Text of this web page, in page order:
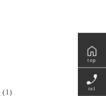
top
tel
(1)